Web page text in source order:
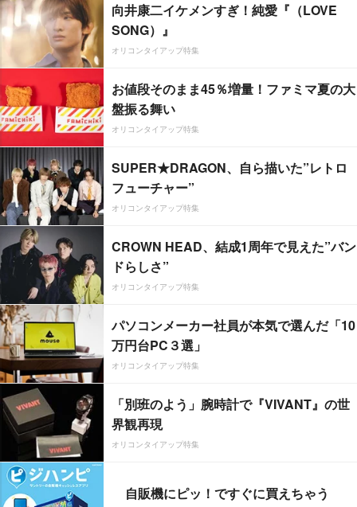
向井康二イケメンすぎ！純愛『（LOVE
SONG）』
オリコンタイアップ特集
お値段そのまま45％増量！ファミマ夏の大
盤振る舞い
オリコンタイアップ特集
SUPER★DRAGON、自ら描いた”レトロ
フューチャー”
オリコンタイアップ特集
CROWN HEAD、結成1周年で見えた”バン
ドらしさ”
オリコンタイアップ特集
パソコンメーカー社員が本気で選んだ「10
万円台PC３選」
オリコンタイアップ特集
「別班のよう」腕時計で『VIVANT』の世
界観再現
オリコンタイアップ特集
自販機にピッ！ですぐに買えちゃう